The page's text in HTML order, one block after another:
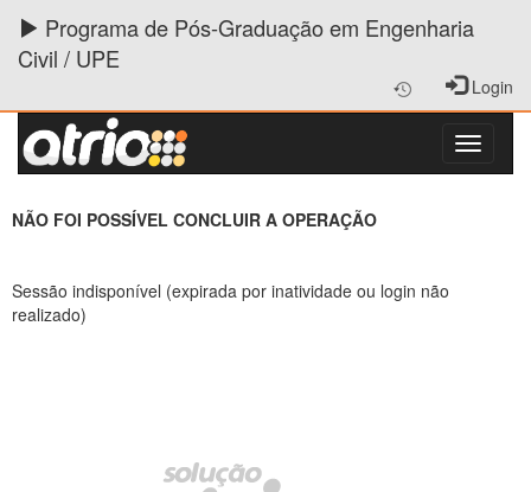
Programa de Pós-Graduação em Engenharia
Civil / UPE
Login
NÃO FOI POSSÍVEL CONCLUIR A OPERAÇÃO
Sessão indisponível (expirada por inatividade ou login não
realizado)